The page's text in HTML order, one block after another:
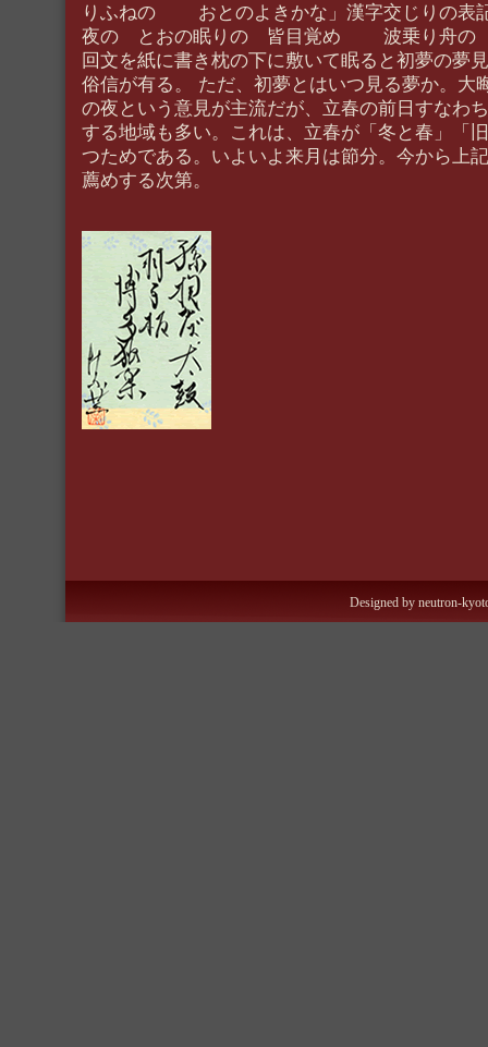
りふねの おとのよきかな」漢字交じりの表
夜の とおの眠りの 皆目覚め 波乗り舟の
回文を紙に書き枕の下に敷いて眠ると初夢の夢
俗信が有る。 ただ、初夢とはいつ見る夢か。大
の夜という意見が主流だが、立春の前日すなわ
する地域も多い。これは、立春が「冬と春」「
つためである。いよいよ来月は節分。今から上
薦めする次第。
Designed by neutron-